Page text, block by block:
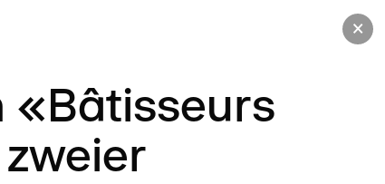
×
«Bâtisseurs